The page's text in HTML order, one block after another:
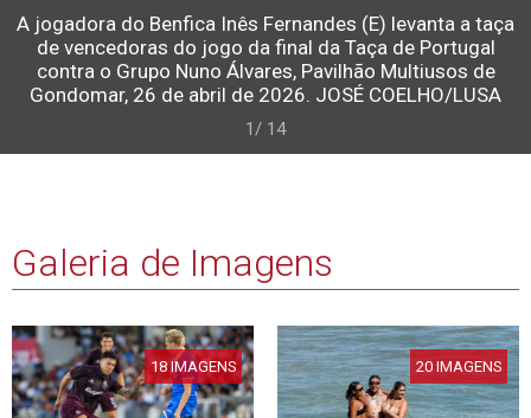
A jogadora do Benfica Inês Fernandes (E) levanta a taça
de vencedoras do jogo da final da Taça de Portugal
contra o Grupo Nuno Álvares, Pavilhão Multiusos de
Gondomar, 26 de abril de 2026. JOSÉ COELHO/LUSA
1/ 14
Galeria de Imagens
18 IMAGENS 20 IMAGENS